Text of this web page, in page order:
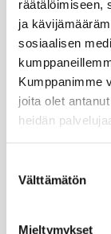
räätälöimiseen,
ja
sosiaalisen
Kumppanimme
joita olet
heidän
valinta
Välttämätön
Mieltymykset
2 touko 2025
10 11